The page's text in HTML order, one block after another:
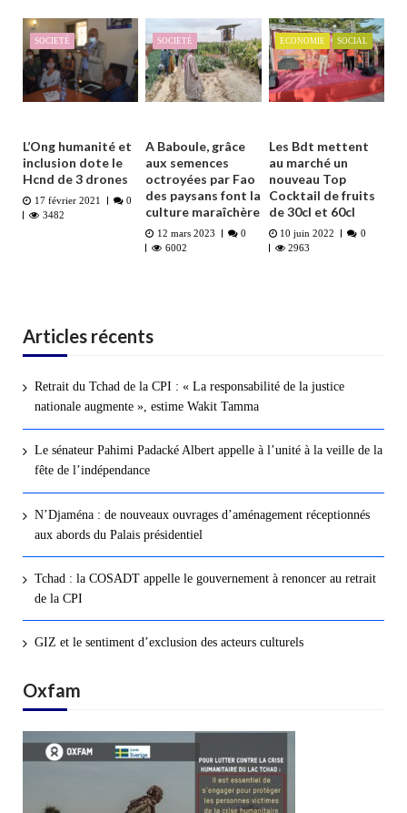
SOCIETÉ
L’Ong humanité et
inclusion dote le
Hcnd de 3 drones
17 février 2021
0
3482
SOCIETÉ
A Baboule, grâce
aux semences
octroyées par Fao
des paysans font la
culture maraîchère
12 mars 2023
0
6002
ECONOMIE SOCIAL
Les Bdt mettent
au marché un
nouveau Top
Cocktail de fruits
de 30cl et 60cl
10 juin 2022
0
2963
Articles récents
Retrait du Tchad de la CPI : « La responsabilité de la justice
nationale augmente », estime Wakit Tamma
Le sénateur Pahimi Padacké Albert appelle à l’unité à la veille de la
fête de l’indépendance
N’Djaména : de nouveaux ouvrages d’aménagement réceptionnés
aux abords du Palais présidentiel
Tchad : la COSADT appelle le gouvernement à renoncer au retrait
de la CPI
GIZ et le sentiment d’exclusion des acteurs culturels
Oxfam